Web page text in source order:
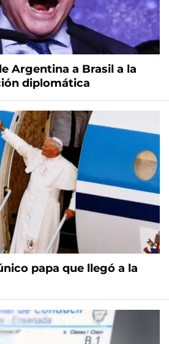
Argentina a Brasil a la
diplomática
papa que llegó a la